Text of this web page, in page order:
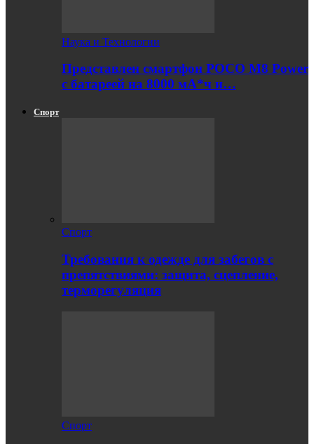
Наука и Технологии
Представлен смартфон POCO M8 Power
с батареей на 8000 мА*ч и…
Спорт
Спорт
Требования к одежде для забегов с
препятствиями: защита, сцепление,
терморегуляция
Спорт